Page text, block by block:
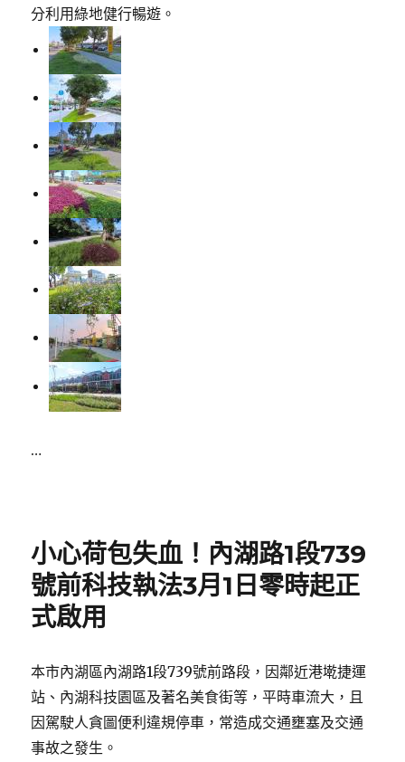
分利用綠地健行暢遊。
…
小心荷包失血！內湖路1段739
號前科技執法3月1日零時起正
式啟用
本市內湖區內湖路1段739號前路段，因鄰近港墘捷運
站、內湖科技園區及著名美食街等，平時車流大，且
因駕駛人貪圖便利違規停車，常造成交通壅塞及交通
事故之發生。